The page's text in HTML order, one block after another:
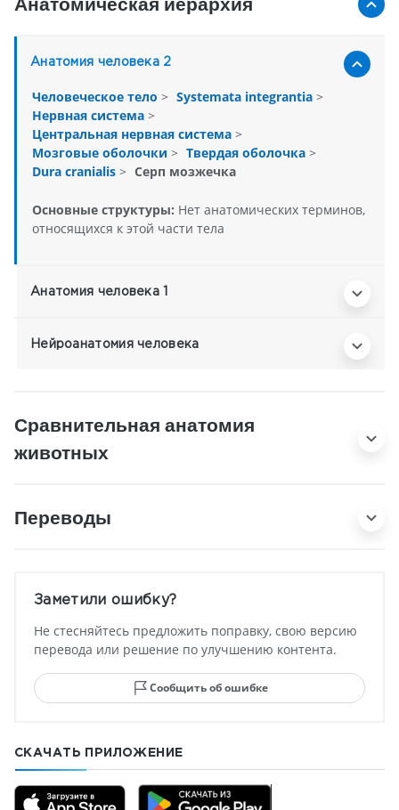
Анатомия человека 2
Человеческое тело > Systemata integrantia >
Нервная система >
Центральная нервная система >
Мозговые оболочки > Твердая оболочка >
Dura cranialis > Серп мозжечка
Основные структуры: Нет анатомических терминов,
относящихся к этой части тела
Анатомия человека 1
Нейроанатомия человека
Сравнительная анатомия
животных
Переводы
Заметили ошибку?
Не стесняйтесь предложить поправку, свою версию
перевода или решение по улучшению контента.
Сообщить об ошибке
СКАЧАТЬ ПРИЛОЖЕНИЕ